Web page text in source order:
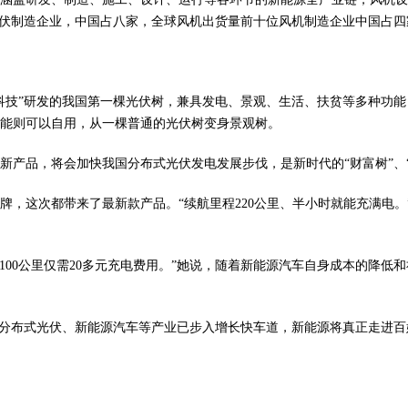
制造企业，中国占八家，全球风机出货量前十位风机制造企业中国占
”研发的我国第一棵光伏树，兼具发电、景观、生活、扶贫等多种功
则可以自用，从一棵普通的光伏树变身景观树。
品，将会加快我国分布式光伏发电发展步伐，是新时代的“财富树”、
这次都带来了最新款产品。“续航里程220公里、半小时就能充满电
公里仅需20多元充电费用。”她说，随着新能源汽车自身成本的降低
布式光伏、新能源汽车等产业已步入增长快车道，新能源将真正走进